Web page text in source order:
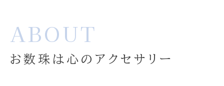
ABOUT
お数珠は心のアクセサリー